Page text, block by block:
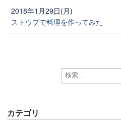
2018年1月29日(月)
ストウブで料理を作ってみた
カテゴリ